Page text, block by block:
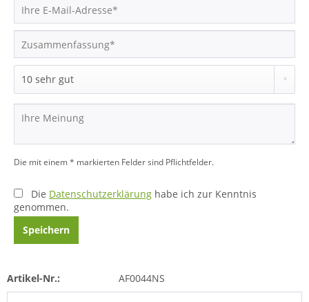
Die mit einem * markierten Felder sind Pflichtfelder.
Die Datenschutzerklärung habe ich zur Kenntnis
genommen.
Speichern
Artikel-Nr.: AF0044NS